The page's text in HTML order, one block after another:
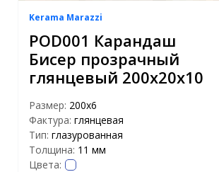
Kerama Marazzi
POD001 Карандаш
Бисер прозрачный
глянцевый 200х20х10
Размер: 200х6
Фактура: глянцевая
Тип: глазурованная
Толщина: 11 мм
Цвета: